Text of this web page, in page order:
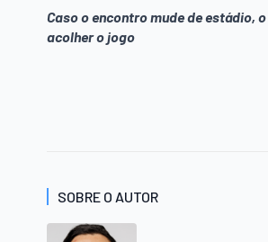
Caso o encontro mude de estádio,
acolher o jogo
SOBRE O AUTOR